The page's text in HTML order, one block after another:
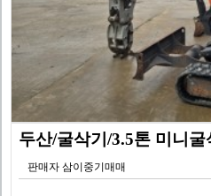
판매자 삼이중기매매